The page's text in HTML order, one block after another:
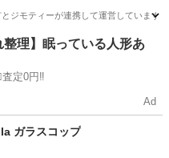
とジモティーが連携して運営してい
整理】眠っている人形あ
定0円‼️
Ad
ガラスコップ